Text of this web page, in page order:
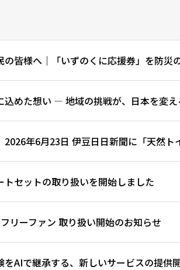
の皆様へ｜「いずのくに応援券」を防災
込めた想い ― 地域の挑戦が、日本を変え
2026年6月23日 伊豆日日新聞に「天然
トセットの取り扱いを開始しました
リーファン 取り扱い開始のお知らせ
をAIで継承する、新しいサービスの提供